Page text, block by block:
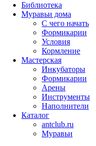
Библиотека
Муравьи дома
С чего начать
Формикарии
Условия
Кормление
Мастерская
Инкубаторы
Формикарии
Арены
Инструменты
Наполнители
Каталог
antclub.ru
Муравьи